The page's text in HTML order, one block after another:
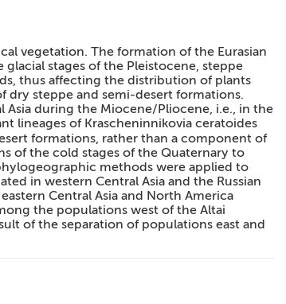
vegetation. The formation of the Eurasian
stages of the Pleistocene, steppe
thus affecting the distribution of plants
dry steppe and semi-desert formations.
during the Miocene/Pliocene, i.e., in the
lineages of Krascheninnikovia ceratoides
formations, rather than a component of
of the cold stages of the Quaternary to
methods were applied to
in western Central Asia and the Russian
Central Asia and North America
the populations west of the Altai
of the separation of populations east and